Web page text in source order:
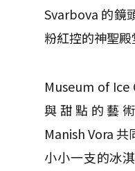
Svarbova 的鏡
粉紅控的神聖殿
Museum of Ice
與甜點的藝
Manish Vora
小小一支的冰